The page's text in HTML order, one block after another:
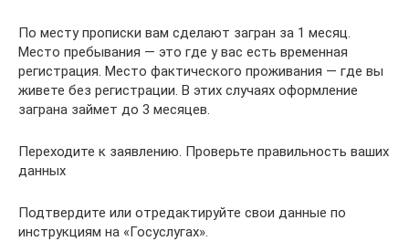
По месту прописки вам сделают загран за 1 месяц.
Место пребывания — это где у вас есть временная
регистрация. Место фактического проживания — где вы
живете без регистрации. В этих случаях оформление
заграна займет до 3 месяцев.
Переходите к заявлению. Проверьте правильность ваших
данных
Подтвердите или отредактируйте свои данные по
инструкциям на «Госуслугах».